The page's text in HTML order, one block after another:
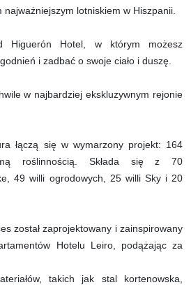
najważniejszym lotniskiem w Hiszpanii.
Higuerón Hotel, w którym możesz
i zadbać o swoje ciało i duszę.
w najbardziej ekskluzywnym rejonie
łączą się w wymarzony projekt: 164
roślinnością. Składa się z 70
49 willi ogrodowych, 25 willi Sky i 20
został zaprojektowany i zainspirowany
Hotelu Leiro, podążając za
takich jak stal kortenowska,